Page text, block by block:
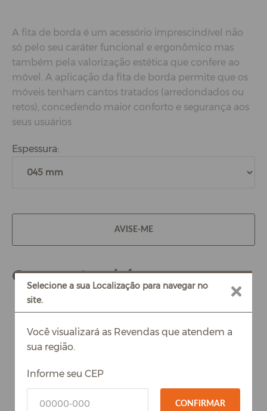
A fita de borda é um acessório imprescindível não
só pelo seu caráter funcional e ergonômico mas
também pela valorização estética que confere ao
móvel. A aplicação da fita de borda permite que os
móveis tenham cantos tratados (arredondados ou
retos), concedendo maior conforto e segurança aos
seus usuários
Espessura:
AVISE-ME
Compre também
Você visualizará as Revendas que atendem a
sua região.
Informe seu CEP
CONFIRMAR
Selecione a sua Localização para navegar no
site.